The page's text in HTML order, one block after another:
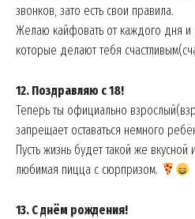
звонков, зато есть свои правила.
Желаю кайфовать от каждого дня и
которые делают тебя
12. Поздравляю с 18!
Теперь ты официально
запрещает оставаться немного
Пусть жизнь будет такой же
любимая пицца с сюрпризом.
13. С днём рождения!